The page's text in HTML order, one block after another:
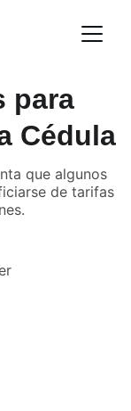
para
Cédula
que algunos
de tarifas